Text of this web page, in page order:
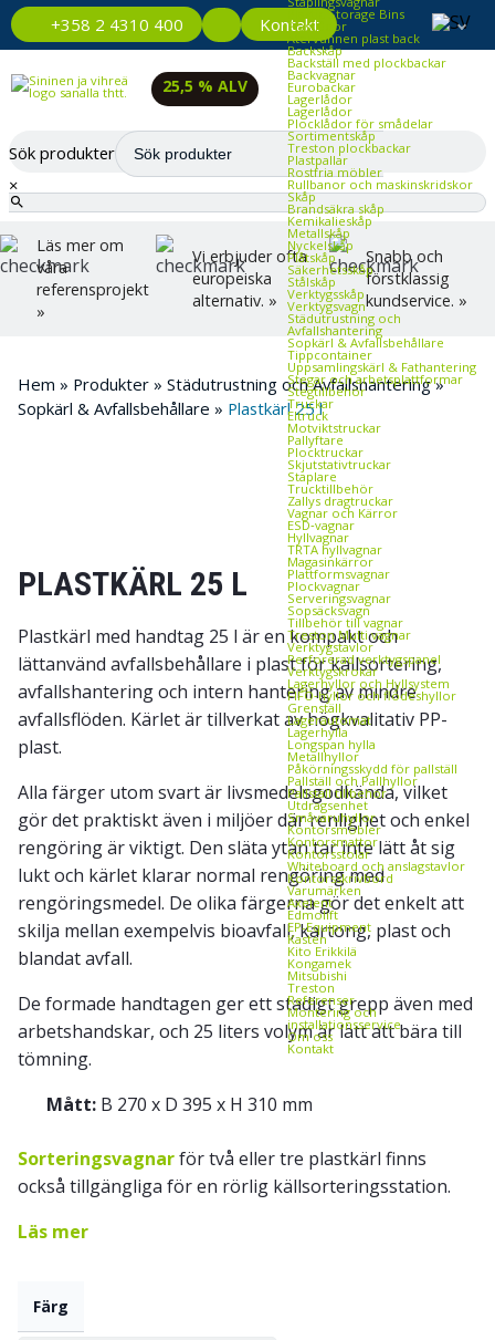
+358 2 4310 400 KontaktPlastic Storage Bins
Plastlådor
Återvunnen plast back
Backskåp
Backställ med plockbackar
Backvagnar
Eurobackar
Lagerlådor
Lagerlådor
Plocklådor för smådelar
Sortimentskåp
Treston plockbackar
Plastpallar
Rostfria möbler
Rullbanor och maskinskridskor
Skåp
Brandsäkra skåp
Kemikalieskåp
Metallskåp
Nyckelskåp
Plåtskåp
Säkerhetsskåp
Stålskåp
Verktygsskåp
Verktygsvagn
Städutrustning och
Avfallshantering
Sopkärl & Avfallsbehållare
Tippcontainer
Uppsamlingskärl & Fathantering
Stegar och arbetsplattformar
Stegtillbehör
Truckar
Eltruck
Motviktstruckar
Pallyftare
Plocktruckar
Skjutstativtruckar
Staplare
Trucktillbehör
Zallys dragtruckar
Vagnar och Kärror
ESD‑vagnar
Hyllvagnar
TRTA hyllvagnar
Magasinkärror
Plattformsvagnar
Plockvagnar
Serveringsvagnar
Sopsäcksvagn
Tillbehör till vagnar
Treston Multi vagnar
Verktygstavlor
Perforerad verktygspanel
Verktygskrokar
Lagerhyllor och Hyllsystem
FIFO‑hyllor och flödeshyllor
Grenställ
Lagerautomat
Lagerhylla
Longspan hylla
Metallhyllor
Påkörningsskydd för pallställ
Pallställ och Pallhyllor
Pallställ tillbehör
Utdragsenhet
Småvaruhyllor
Kontorsmöbler
Kontorsmattor
Kontorsstolar
Whiteboard och anslagstavlor
Kontorsskrivbord
Varumärken
Axelent
Edmolift
EP-Equipment
Kasten
Kito Erikkilä
Kongamek
Mitsubishi
Treston
Referenser
Montering och
installationsservice
Om oss
Kontakt
25,5 % ALV
Sök produkter
×
Läs mer om
våra
referensprojekt
»
Vi erbjuder ofta
europeiska
alternativ. »
Snabb och
förstklassig
kundservice. »
Hem » Produkter » Städutrustning och Avfallshantering»
Sopkärl & Avfallsbehållare » Plastkärl 25 l
PLASTKÄRL 25 L
Plastkärl med handtag 25 l är en kompakt och
lättanvänd avfallsbehållare i plast för källsortering,
avfallshantering och intern hantering av mindre
avfallsflöden. Kärlet är tillverkat av högkvalitativ PP-
plast.
Alla färger utom svart är livsmedelsgodkända, vilket
gör det praktiskt även i miljöer där renlighet och enkel
rengöring är viktigt. Den släta ytan tar inte lätt åt sig
lukt och kärlet klarar normal rengöring med
rengöringsmedel. De olika färgerna gör det enkelt att
skilja mellan exempelvis bioavfall, kartong, plast och
blandat avfall.
De formade handtagen ger ett stadigt grepp även med
arbetshandskar, och 25 liters volym är lätt att bära till
tömning.
Mått: B 270 x D 395 x H 310 mm
Sorteringsvagnarför två eller tre plastkärl finns
också tillgängliga för en rörlig källsorteringsstation.
Läs mer
Färg